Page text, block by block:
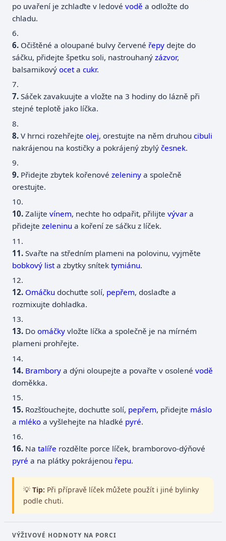
po uvaření je zchlaďte v ledovévodě a odložte do
chladu.
6.
Očištěné a oloupané bulvy červené řepy dejte do
sáčku, přidejte špetku soli, nastrouhanýzázvor,
balsamikovýocetacukr.
7.
Sáček zavakuujte a vložte na 3 hodiny do lázně při
stejné teplotě jako líčka.
8.
V hrnci rozehřejteolej, orestujte na něm druhoucibuli
nakrájenou na kostičky a pokrájený zbylýčesnek.
9.
Přidejte zbytek kořenovézeleniny a společně
orestujte.
10.
Zalijtevínem, nechte ho odpařit, přilijtevývar a
přidejtezeleninu a koření ze sáčku z líček.
11.
Svařte na středním plameni na polovinu, vyjměte
bobkový list a zbytky snítektymiánu.
12.
Omáčku dochuťte solí, pepřem, doslaďte a
rozmixujte dohladka.
13.
Doomáčky vložte líčka a společně je na mírném
plameni prohřejte.
14.
Brambory a dýni oloupejte a povařte v osolenévodě
doměkka.
15.
Rozšťouchejte, dochuťte solí, pepřem, přidejte máslo
a mléko a vyšlehejte na hladké pyré.
16.
Natalíře rozdělte porce líček, bramborovo-dýňové
pyré a na plátky pokrájenou řepu.
💡 Tip: Při přípravě líček můžete použít i jiné bylinky
podle chuti.
VÝŽIVOVÉ HODNOTY NA PORCI